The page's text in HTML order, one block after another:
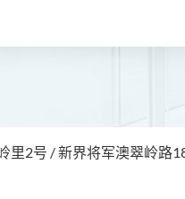
里2号 / 新界将军澳翠岭路